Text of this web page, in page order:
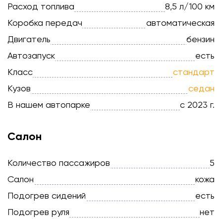
Расход топлива
8,5 л/100 км
Коробка передач
автоматическая
Двигатель
бензин
Автозапуск
есть
Класс
стандарт
Кузов
седан
В нашем автопарке
с 2023 г.
Салон
Количество пассажиров
5
Салон
кожа
Подогрев сидений
есть
Подогрев руля
нет